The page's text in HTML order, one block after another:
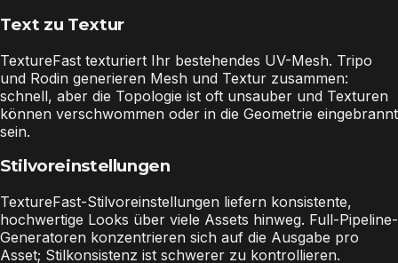
Text zu Textur
TextureFast texturiert Ihr bestehendes UV-Mesh. Tripo
und Rodin generieren Mesh und Textur zusammen:
schnell, aber die Topologie ist oft unsauber und Texturen
können verschwommen oder in die Geometrie eingebrannt
sein.
Stilvoreinstellungen
TextureFast-Stilvoreinstellungen liefern konsistente,
hochwertige Looks über viele Assets hinweg. Full-Pipeline-
Generatoren konzentrieren sich auf die Ausgabe pro
Asset; Stilkonsistenz ist schwerer zu kontrollieren.